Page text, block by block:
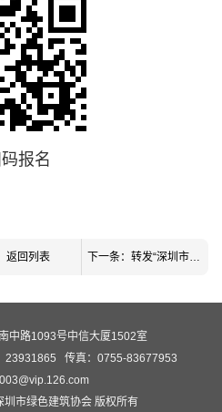
报名
返回列表 下一条：转发“深圳市住房和建设局关于征求深圳市《绿色建筑运行检验技术规程（征求意见稿）》 意见的通告”
中路1093号中信大厦1502室
23931865
传真：0755-83677953
市绿色建筑协会 版权所有